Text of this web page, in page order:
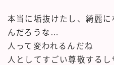
本当に垢抜けたし、綺麗
んだろうな…
人って変われるんだね
人としてすごい尊敬する